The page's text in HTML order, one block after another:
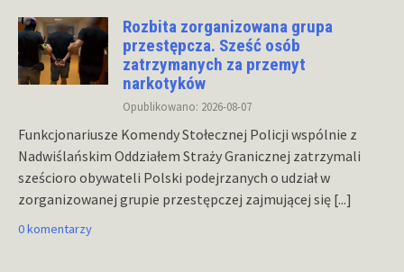
Rozbita zorganizowana grupa
przestępcza. Sześć osób
zatrzymanych za przemyt
narkotyków
Opublikowano: 2026-08-07
Funkcjonariusze Komendy Stołecznej Policji wspólnie z
Nadwiślańskim Oddziałem Straży Granicznej zatrzymali
sześcioro obywateli Polski podejrzanych o udział w
zorganizowanej grupie przestępczej zajmującej się [...]
0 komentarzy